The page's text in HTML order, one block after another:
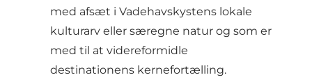
med afsæt i Vadehavskystens lokale
kulturarv eller særegne natur og som er
med til at videreformidle
destinationens kernefortælling.